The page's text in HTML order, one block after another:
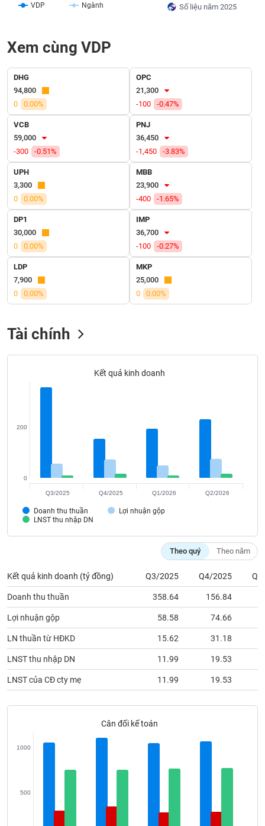
Số liệu năm 2025
VDP Ngành
Xem cùng VDP
DHG
94,800
0
0.00%
OPC
21,300
-100
-0.47%
VCB
59,000
-300
-0.51%
PNJ
36,450
-1,450
-3.83%
UPH
3,300
0
0.00%
MBB
23,900
-400
-1.65%
DP1
30,000
0
0.00%
IMP
36,700
-100
-0.27%
LDP
7,900
0
0.00%
MKP
25,000
0
0.00%
Tài chính
Kết quả kinh doanh
Doanh thu thuần
Lợi nhuận gộp
LNST thu nhập DN
0
200
Q3/2025 Q4/2025 Q1/2026 Q2/2026
Theo quý Theo năm
Kết quả kinh doanh (tỷ đồng) Q3/2025 Q4/2025
Doanh thu thuần 358.64 156.84
Lợi nhuận gộp 58.58 74.66
LN thuần từ HĐKD 15.62 31.18
LNST thu nhập DN 11.99 19.53
LNST của CĐ cty mẹ 11.99 19.53
Cân đối kế toán
500
1000
VỤ
TIỆN
ÍCH
BẤT
ĐỘNG
SẢN
Mã
chứng
khoán
(-)
Tất cả Chỉ số
Lãnh
Bài
Báo
cáo
phân
Thuật
ngữ
(-)
Dịch
vụ
(-)
Đào
chính